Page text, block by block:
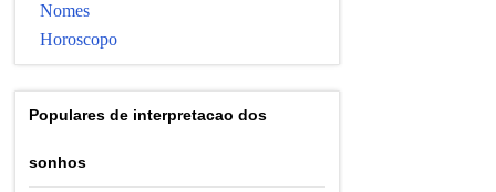
Nomes
Horoscopo
Populares de interpretacao dos
sonhos